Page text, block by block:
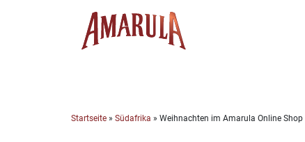
Startseite » Südafrika » Weihnachten im Amarula Online Shop